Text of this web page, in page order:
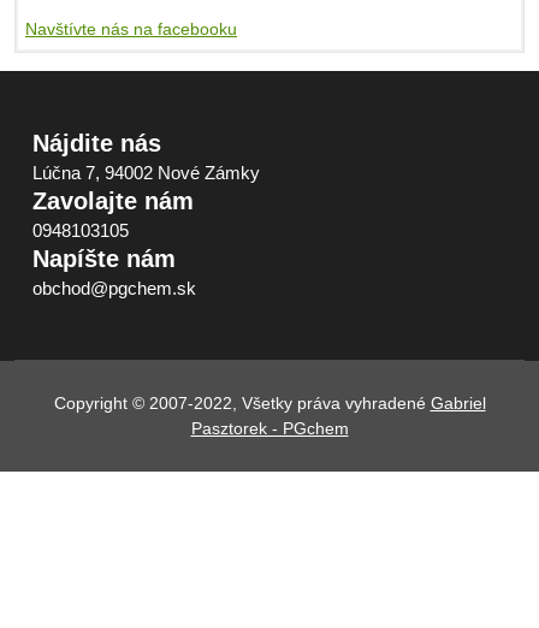
Navštívte nás na facebooku
Nájdite nás
Lúčna 7, 94002 Nové Zámky
Zavolajte nám
0948103105
Napíšte nám
obchod@pgchem.sk
Copyright © 2007-2022, Všetky práva vyhradené Gabriel
Pasztorek - PGchem